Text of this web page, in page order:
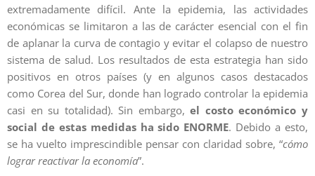
extremadamente difícil. Ante la epidemia, las actividades
económicas se limitaron a las de carácter esencial con el fin
de aplanar la curva de contagio y evitar el colapso de nuestro
sistema de salud. Los resultados de esta estrategia han sido
positivos en otros países (y en algunos casos destacados
como Corea del Sur, donde han logrado controlar la epidemia
casi en su totalidad). Sin embargo,el costo económico y
social de estas medidas ha sido ENORME. Debido a esto,
se ha vuelto imprescindible pensar con claridad sobre, “cómo
lograr reactivar la economía”.